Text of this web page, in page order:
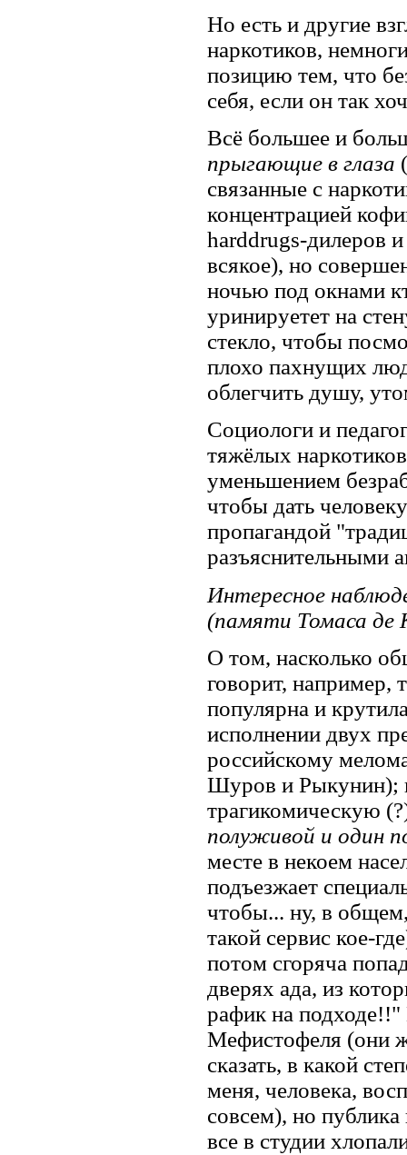
Но есть и другие
наркотиков,
позицию тем, что
себя, если он так
Всё большее и
прыгающие в глаза
связанные с
концентрацией
harddrugs-дилеров
всякое), но
ночью под окнами
уринируетет на
стекло, чтобы
плохо пахнущих
облегчить душу,
Социологи и
тяжёлых
уменьшением
чтобы дать
пропагандой
разъяснительными
Интересное
(памяти Томаса де
О том, насколько
говорит, например,
популярна и
исполнении двух
российскому
Шуров и Рыкунин);
трагикомическую
полуживой и один
месте в некоем
подъезжает
чтобы... ну, в
такой сервис кое-
потом сгоряча
дверях ада, из
рафик на подходе!!"
Мефистофеля (они
сказать, в какой
меня, человека,
совсем), но
все в студии